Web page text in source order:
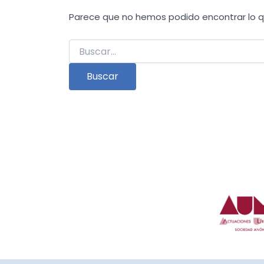
Parece que no hemos podido encontrar lo
Buscar
por: